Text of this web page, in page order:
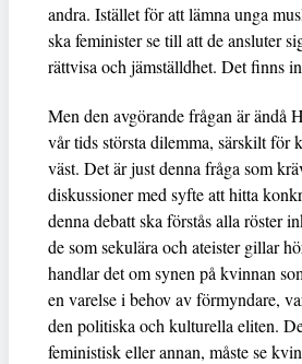
andra. Istället för att lämna unga
ska feminister se till att de ansluter
rättvisa och jämställdhet. Det finns
Men den avgörande frågan är ändå
vår tids största dilemma, särskilt för
väst. Det är just denna fråga som
diskussioner med syfte att hitta
denna debatt ska förstås alla röster
de som sekulära och ateister gillar
handlar det om synen på kvinnan
en varelse i behov av förmyndare,
den politiska och kulturella eliten.
feministisk eller annan, måste se